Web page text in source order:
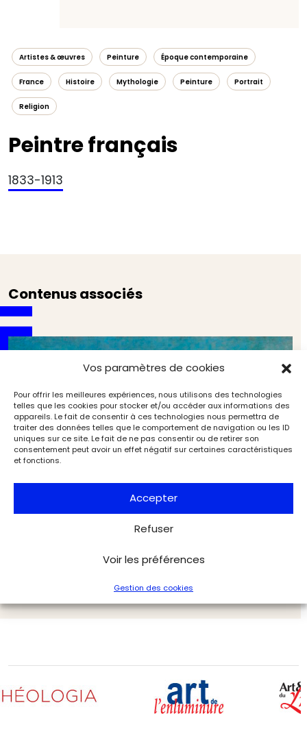
Vos paramètres de cookies
Pour offrir les meilleures expériences, nous utilisons des technologies
telles que les cookies pour stocker et/ou accéder aux informations des
appareils. Le fait de consentir à ces technologies nous permettra de
traiter des données telles que le comportement de navigation ou les ID
uniques sur ce site. Le fait de ne pas consentir ou de retirer son
consentement peut avoir un effet négatif sur certaines caractéristiques
et fonctions.
Accepter
Refuser
Voir les préférences
Gestion des cookies
Artistes & œuvres Peinture Époque contemporaine
France Histoire Mythologie Peinture Portrait
Religion
Peintre français
1833-1913
Contenus associés
Archéologia